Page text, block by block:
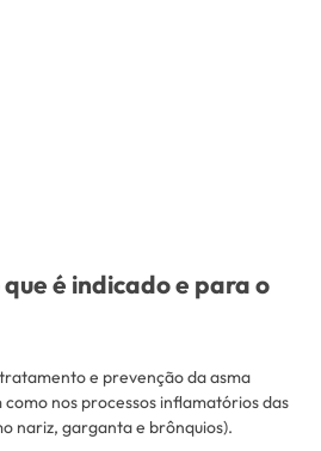
é indicado e para o
e prevenção da asma
nos processos inflamatórios das
nariz, garganta e brônquios).